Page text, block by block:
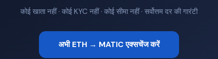
कोई खाता नहीं · कोई KYC नहीं · कोई सीमा नहीं · सर्वोत्तम दर की गारंटी
अभी ETH → MATIC एक्सचेंज करें